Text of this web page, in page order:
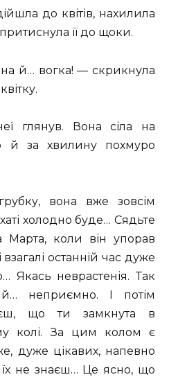
до квітів, нахилила
її до щоки.
й… вогка! — скрикнула
глянув. Вона сіла на
й за хвилину похмуро
вона вже зовсім
холодно буде… Сядьте
Марта, коли він упорав
останній час дуже
Якась неврастенія. Так
неприємно. І потім
що ти замкнута в
колі. За цим колом є
дуже цікавих, напевно
не знаєш… Це ясно, що